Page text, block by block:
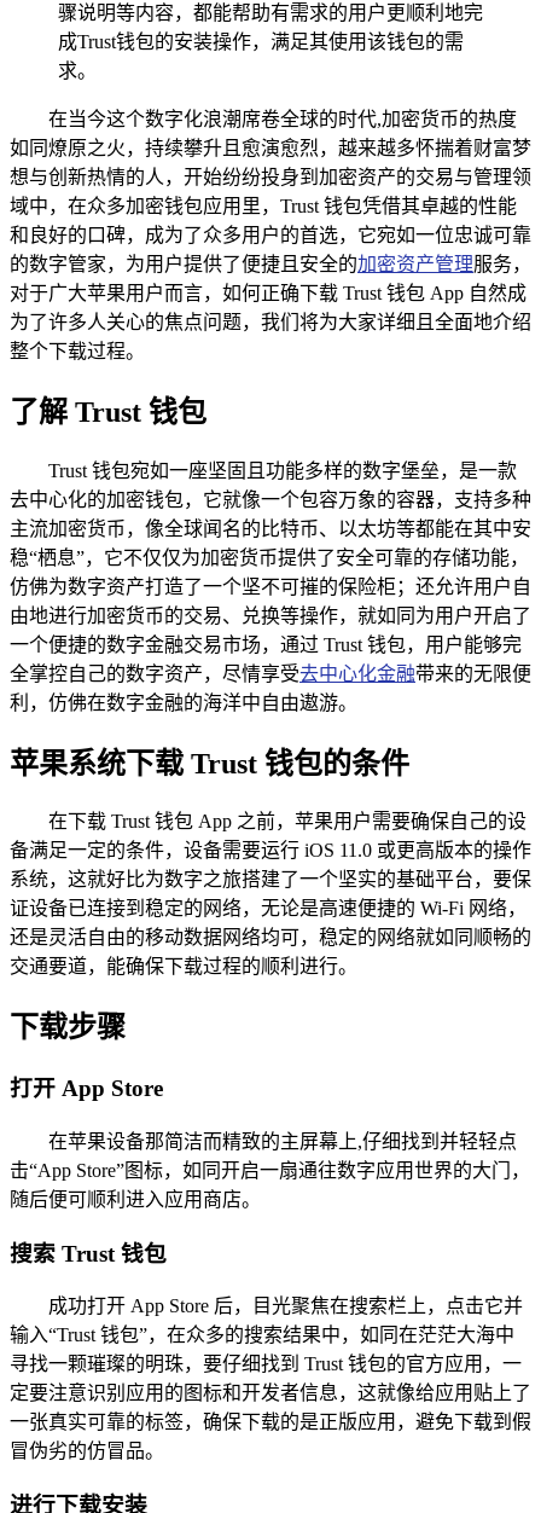
骤说明等内容，都能帮助有需求的用户更顺利地完
成Trust钱包的安装操作，满足其使用该钱包的需
求。
在当今这个数字化浪潮席卷全球的时代,加密货币的热度
如同燎原之火，持续攀升且愈演愈烈，越来越多怀揣着财富梦
想与创新热情的人，开始纷纷投身到加密资产的交易与管理领
域中，在众多加密钱包应用里，Trust 钱包凭借其卓越的性能
和良好的口碑，成为了众多用户的首选，它宛如一位忠诚可靠
的数字管家，为用户提供了便捷且安全的加密资产管理服务，
对于广大苹果用户而言，如何正确下载 Trust 钱包 App 自然成
为了许多人关心的焦点问题，我们将为大家详细且全面地介绍
整个下载过程。
了解 Trust 钱包
Trust 钱包宛如一座坚固且功能多样的数字堡垒，是一款
去中心化的加密钱包，它就像一个包容万象的容器，支持多种
主流加密货币，像全球闻名的比特币、以太坊等都能在其中安
稳“栖息”，它不仅仅为加密货币提供了安全可靠的存储功能，
仿佛为数字资产打造了一个坚不可摧的保险柜；还允许用户自
由地进行加密货币的交易、兑换等操作，就如同为用户开启了
一个便捷的数字金融交易市场，通过 Trust 钱包，用户能够完
全掌控自己的数字资产，尽情享受去中心化金融带来的无限便
利，仿佛在数字金融的海洋中自由遨游。
苹果系统下载 Trust 钱包的条件
在下载 Trust 钱包 App 之前，苹果用户需要确保自己的设
备满足一定的条件，设备需要运行 iOS 11.0 或更高版本的操作
系统，这就好比为数字之旅搭建了一个坚实的基础平台，要保
证设备已连接到稳定的网络，无论是高速便捷的 Wi-Fi 网络，
还是灵活自由的移动数据网络均可，稳定的网络就如同顺畅的
交通要道，能确保下载过程的顺利进行。
下载步骤
打开 App Store
在苹果设备那简洁而精致的主屏幕上,仔细找到并轻轻点
击“App Store”图标，如同开启一扇通往数字应用世界的大门，
随后便可顺利进入应用商店。
搜索 Trust 钱包
成功打开 App Store 后，目光聚焦在搜索栏上，点击它并
输入“Trust 钱包”，在众多的搜索结果中，如同在茫茫大海中
寻找一颗璀璨的明珠，要仔细找到 Trust 钱包的官方应用，一
定要注意识别应用的图标和开发者信息，这就像给应用贴上了
一张真实可靠的标签，确保下载的是正版应用，避免下载到假
冒伪劣的仿冒品。
进行下载安装